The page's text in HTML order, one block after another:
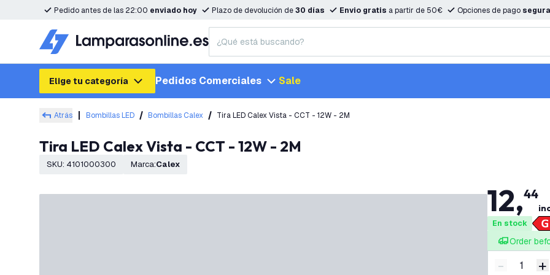
Pedido antes de las 22:00 enviado hoy Plazo de devolución de30 días Envio gratis a partir de 50€ Opciones de pago
Elige tu categoría Pedidos Comerciales Sale
Atrás Bombillas LED Bombillas Calex Tira LED Calex Vista - CCT - 12W - 2M
Tira LED Calex Vista - CCT - 12W - 2M
SKU: 4101000300 Marca: Calex
12,44
En stock
Order
Disminuir
- +